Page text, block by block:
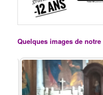
Quelques images de